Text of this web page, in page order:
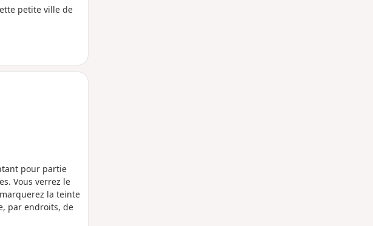
petite ville de
pour partie
Vous verrez le
la teinte
par endroits, de